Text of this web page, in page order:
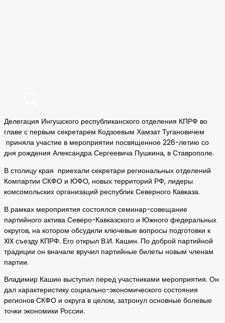
Делегация Ингушского республиканского отделения КПРФ во
главе с первым секретарем Кодзоевым Хамзат Тугановичем
приняла участие в мероприятии посвященное 226-летию со
дня рождения Александра Сергеевича Пушкина, в Ставрополе.
В столицу края приехали секретари региональных отделений
Компартии СКФО и ЮФО, новых территорий РФ, лидеры
комсомольских организаций республик Северного Кавказа.
В рамках мероприятия состоялся семинар-совещание
партийного актива Северо-Кавказского и Южного федеральных
округов, на котором обсудили ключевые вопросы подготовки к
XIX съезду КПРФ. Его открыл В.И. Кашин. По доброй партийной
традиции он вначале вручил партийные билеты новым членам
партии.
Владимир Кашин выступил перед участниками мероприятия. Он
дал характеристику социально-экономического состояния
регионов СКФО и округа в целом, затронул основные болевые
точки экономики России.